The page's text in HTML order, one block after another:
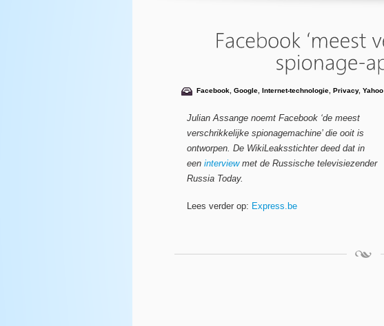
Facebook Google Internet-technologie Privacy, Yahoo
Julian Assange noemt Facebook ‘de meest
verschrikkelijke spionagemachine’ die ooit is
ontworpen. De WikiLeaksstichter deed dat in
een interviewmet de Russische televisiezender
Russia Today.
Lees verder op: Express.be